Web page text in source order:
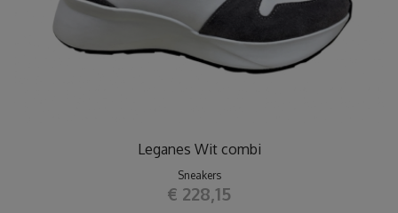
Leganes Wit combi
Sneakers
€ 228,15